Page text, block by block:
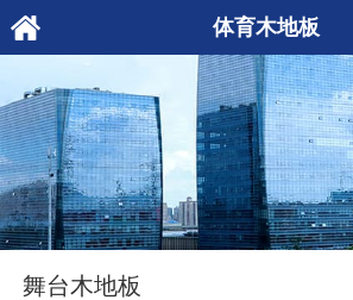
体育木地板
舞台木地板